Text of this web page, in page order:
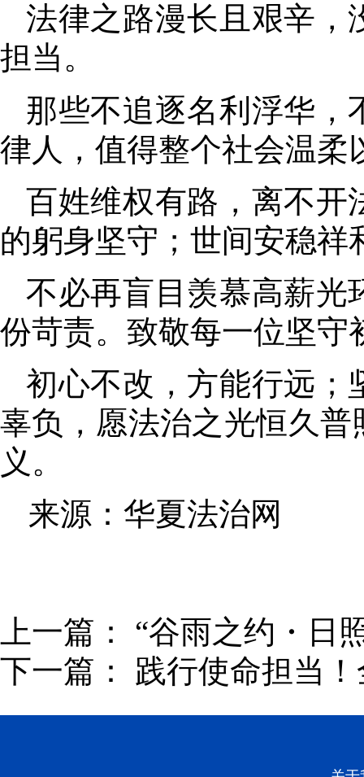
法律之路漫长且艰辛 ，
担当 。
那些不追逐名利浮华 ，
律人 ， 值得整个社会温柔
百姓维权有路 ， 离不开
的躬身坚守；世间安稳祥
不必再盲目羡慕高薪光
份苛责。 致敬每一位坚守
初心不改 ， 方能行远；
辜负 ， 愿法治之光恒久
义。
来源：华夏法治网
上一篇： “谷雨之约・日
下一篇： 践行使命担当